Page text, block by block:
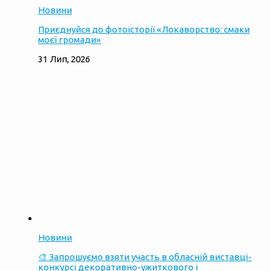
Новини
Приєднуйся до фотоісторії «Локаворство: смаки
моєї громади»
31 Лип, 2026
Новини
🎨 Запрошуємо взяти участь в обласній виставці-
конкурсі декоративно-ужиткового і